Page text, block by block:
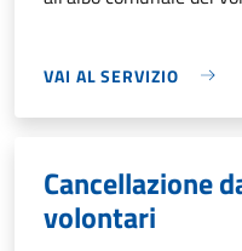
VAI AL SERVIZIO
Cancellazione
volontari